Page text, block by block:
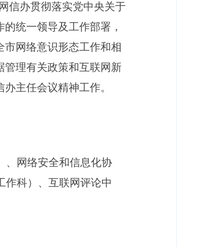
信办贯彻落实党中央关于
统一领导及工作部署，
网络意识形态工作和相
理有关政策和互联网新
办主任会议精神工作。
、网络安全和信息化协
科） 、互联网评论中